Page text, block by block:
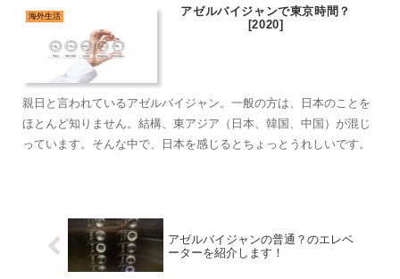
海外生活
アゼルバイジャンで東京時間？
[2020]
親日と言われているアゼルバイジャン。一般の方は、日本のことを
ほとんど知りません。結構、東アジア（日本、韓国、中国）が混じ
っています。そんな中で、日本を感じるとちょっとうれしいです。
アゼルバイジャンの普通？のエレベ
ーターを紹介します！